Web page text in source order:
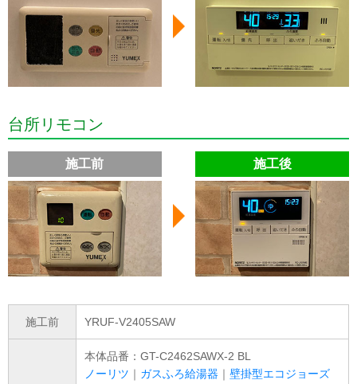
台所リモコン
施工前 施工後
施工前 YRUF-V2405SAW
本体品番：GT-C2462SAWX-2 BL
ノーリツ ｜ ガスふろ給湯器 ｜ 壁掛型エコジョーズ